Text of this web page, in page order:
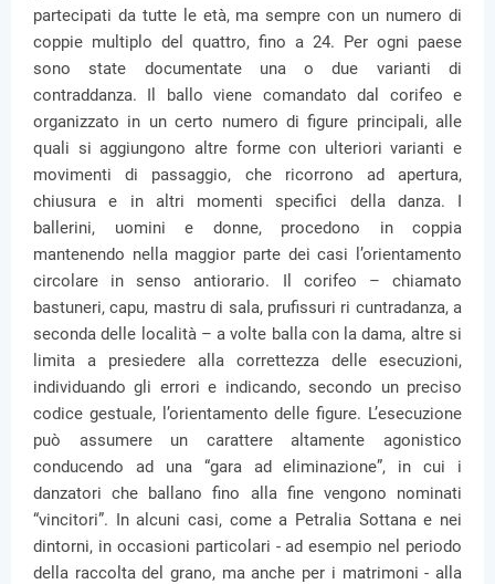
partecipati da tutte le età, ma sempre con un numero di
coppie multiplo del quattro, fino a 24. Per ogni paese
sono state documentate una o due varianti di
contraddanza. Il ballo viene comandato dal corifeo e
organizzato in un certo numero di figure principali, alle
quali si aggiungono altre forme con ulteriori varianti e
movimenti di passaggio, che ricorrono ad apertura,
chiusura e in altri momenti specifici della danza. I
ballerini, uomini e donne, procedono in coppia
mantenendo nella maggior parte dei casi l’orientamento
circolare in senso antiorario. Il corifeo – chiamato
bastuneri, capu, mastru di sala, prufissuri ri cuntradanza, a
seconda delle località – a volte balla con la dama, altre si
limita a presiedere alla correttezza delle esecuzioni,
individuando gli errori e indicando, secondo un preciso
codice gestuale, l’orientamento delle figure. L’esecuzione
può assumere un carattere altamente agonistico
conducendo ad una “gara ad eliminazione”, in cui i
danzatori che ballano fino alla fine vengono nominati
“vincitori”. In alcuni casi, come a Petralia Sottana e nei
dintorni, in occasioni particolari - ad esempio nel periodo
della raccolta del grano, ma anche per i matrimoni - alla